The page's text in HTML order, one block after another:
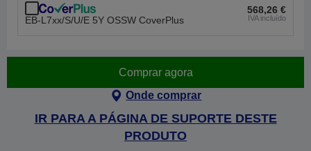
EB-L7xx/S/U/E 5Y OSSW CoverPlus
568,26 €
IVA incluído
Comprar agora
Onde comprar
IR PARA A PÁGINA DE SUPORTE DESTE
PRODUTO